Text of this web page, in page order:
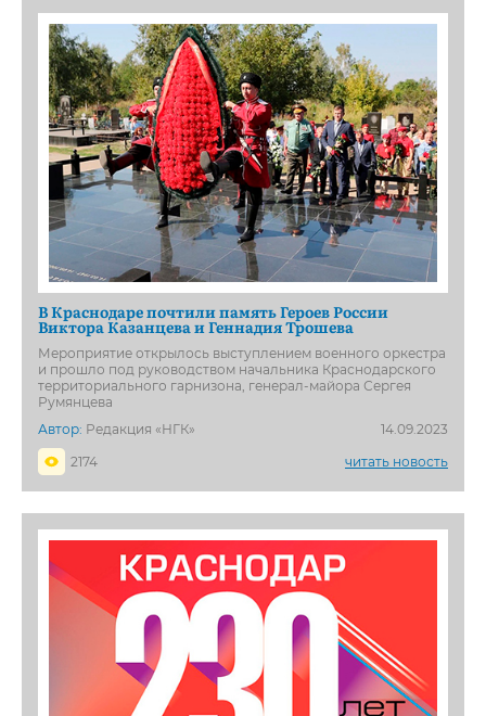
В Краснодаре почтили память Героев России
Виктора Казанцева и Геннадия Трошева
Мероприятие открылось выступлением военного оркестра
и прошло под руководством начальника Краснодарского
территориального гарнизона, генерал-майора Сергея
Румянцева
Автор: Редакция «НГК»
14.09.2023
2174
читать новость